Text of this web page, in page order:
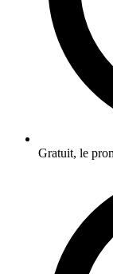
Gratuit, le